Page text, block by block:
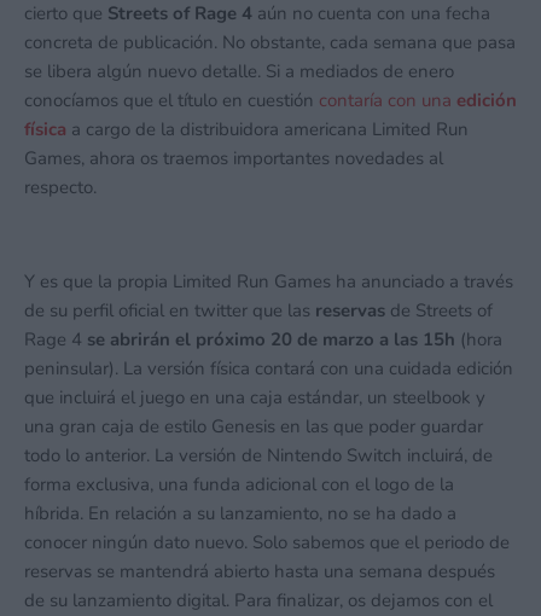
cierto que Streets of Rage 4 aún no cuenta con una fecha
concreta de publicación. No obstante, cada semana que pasa
se libera algún nuevo detalle. Si a mediados de enero
conocíamos que el título en cuestión contaría con una edición
física a cargo de la distribuidora americana Limited Run
Games, ahora os traemos importantes novedades al
respecto.
Y es que la propia Limited Run Games ha anunciado a través
de su perfil oficial en twitter que las reservas de Streets of
Rage 4 se abrirán el próximo 20 de marzo a las 15h (hora
peninsular). La versión física contará con una cuidada edición
que incluirá el juego en una caja estándar, un steelbook y
una gran caja de estilo Genesis en las que poder guardar
todo lo anterior. La versión de Nintendo Switch incluirá, de
forma exclusiva, una funda adicional con el logo de la
híbrida. En relación a su lanzamiento, no se ha dado a
conocer ningún dato nuevo. Solo sabemos que el periodo de
reservas se mantendrá abierto hasta una semana después
de su lanzamiento digital. Para finalizar, os dejamos con el